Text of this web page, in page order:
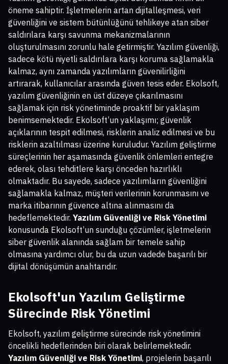
öneme sahiptir. İşletmelerin artan dijitalleşmesi, veri
güvenliğini ve sistem bütünlüğünü tehlikeye atan siber
saldırılara karşı savunma mekanizmalarının
oluşturulmasını zorunlu hale getirmiştir. Yazılım güvenliği,
sadece kötü niyetli saldırılara karşı koruma sağlamakla
kalmaz, aynı zamanda yazılımların güvenilirliğini
artırarak, kullanıcılar arasında güven tesis eder. Ekolsoft,
yazılım güvenliğinin en üst düzeye çıkarılmasını
sağlamak için risk yönetiminde proaktif bir yaklaşım
benimsemektedir. Ekolsoft’un yaklaşımı; güvenlik
açıklarının tespit edilmesi, risklerin analiz edilmesi ve bu
risklerin azaltılması üzerine kuruludur. Yazılım geliştirme
süreçlerinin her aşamasında güvenlik önlemleri entegre
ederek, olası tehditlere karşı önceden hazırlıklı
olmaktadır. Bu sayede, sadece yazılımların güvenliğini
sağlamakla kalmaz, müşteri verilerinin korunmasını ve
marka itibarının güvence altına alınmasını da
hedeflemektedir. Yazılım Güvenliği ve Risk Yönetimi
konusunda Ekolsoft’un sunduğu çözümler, işletmelerin
siber güvenlik alanında sağlam bir temele sahip
olmasına yardımcı olur, bu da uzun vadede başarılı bir
dijital dönüşümün anahtarıdır.
Ekolsoft'un Yazılım Geliştirme
Sürecinde Risk Yönetimi
Ekolsoft, yazılım geliştirme sürecinde risk yönetimini
öncelikli hedeflerinden biri olarak belirlemektedir.
Yazılım Güvenliği ve Risk Yönetimi, projelerin başarılı